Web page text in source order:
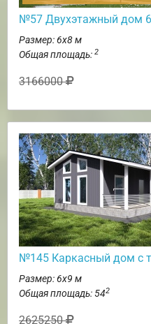
№57 Двухэтажный дом
Размер: 6х8 м
Общая площадь: 2
3166000
№145 Каркасный дом с
Размер: 6х9 м
Общая площадь: 542
2625250